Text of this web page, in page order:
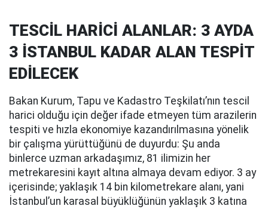
TESCİL HARİCİ ALANLAR: 3 AYDA
3 İSTANBUL KADAR ALAN TESPİT
EDİLECEK
Bakan Kurum, Tapu ve Kadastro Teşkilatı’nın tescil
harici olduğu için değer ifade etmeyen tüm arazilerin
tespiti ve hızla ekonomiye kazandırılmasına yönelik
bir çalışma yürüttüğünü de duyurdu: Şu anda
binlerce uzman arkadaşımız, 81 ilimizin her
metrekaresini kayıt altına almaya devam ediyor. 3 ay
içerisinde; yaklaşık 14 bin kilometrekare alanı, yani
İstanbul’un karasal büyüklüğünün yaklaşık 3 katına